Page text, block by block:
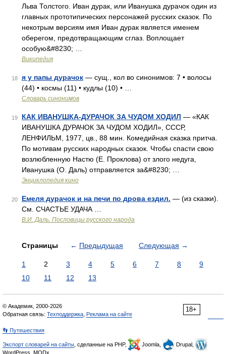
Льва Толстого. Иван дурак, или Иванушка дурачок один из
главных прототипических персонажей русских сказок. По
некотрым версиям имя Иван дурак является именем
оберегом, предотвращающим сглаз. Воплощает
особую&#8230; …
Википедия
18 я у папы дурачок — сущ., кол во синонимов: 7 • волосы
(44) • космы (11) • кудлы (10) • …
Словарь синонимов
19 КАК ИВАНУШКА-ДУРАЧОК ЗА ЧУДОМ ХОДИЛ — «КАК
ИВАНУШКА ДУРАЧОК ЗА ЧУДОМ ХОДИЛ», СССР,
ЛЕНФИЛЬМ, 1977, цв., 88 мин. Комедийная сказка притча.
По мотивам русских народных сказок. Чтобы спасти свою
возлюбленную Настю (Е. Проклова) от злого недуга,
Иванушка (О. Даль) отправляется за&#8230; …
Энциклопедия кино
20 Емеля дурачок и на печи по дрова ездил. — (из сказки).
См. СЧАСТЬЕ УДАЧА …
В.И. Даль. Пословицы русского народа
Страницы ← Предыдущая Следующая →
1 2 3 4 5 6 7 8
9
10
11 12 13
18+
© Академик, 2000-2026
Обратная связь: Техподдержка Реклама на сайте
👣 Путешествия
Экспорт словарей на сайты , сделанные на PHP, Joomla,
Drupal,
WordPress, MODx.